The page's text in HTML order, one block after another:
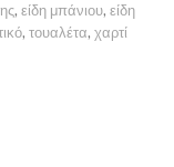
, είδη μπάνιου, είδη
, τουαλέτα, χαρτί